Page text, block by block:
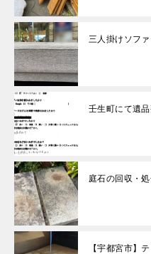
三人掛けソフ
壬生町にて遺
庭石の回収・
【宇都宮市】